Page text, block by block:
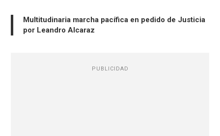
Multitudinaria marcha pacífica en pedido de Justicia
por Leandro Alcaraz
PUBLICIDAD